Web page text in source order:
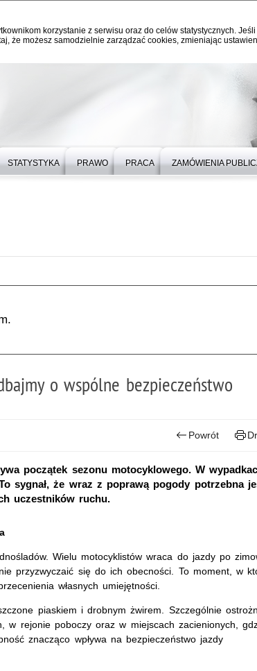
korzystanie z serwisu oraz do celów statystycznych.
że możesz samodzielnie zarządzać cookies, zmieniając
STATYSTYKA PRAWO PRACA ZAMÓWIENIA
o wspólne bezpieczeństwo
Powrót
początek sezonu motocyklowego. W
sygnał, że wraz z poprawą pogody potrzebna
uczestników ruchu.
Wielu motocyklistów wraca do jazdy po
przyzwyczaić się do ich obecności. To moment, w
własnych umiejętności.
piaskiem i drobnym żwirem. Szczególnie
w rejonie poboczy oraz w miejscach zacienionych,
znacząco wpływa na bezpieczeństwo jazdy